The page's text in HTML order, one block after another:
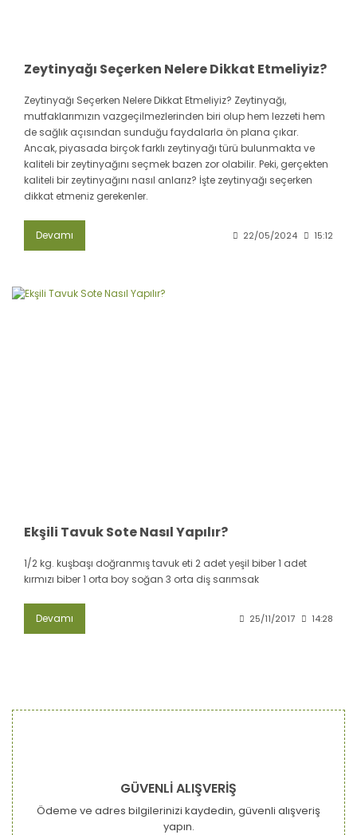
Zeytinyağı Seçerken Nelere Dikkat Etmeliyiz?
Zeytinyağı Seçerken Nelere Dikkat Etmeliyiz? Zeytinyağı,
mutfaklarımızın vazgeçilmezlerinden biri olup hem lezzeti hem
de sağlık açısından sunduğu faydalarla ön plana çıkar.
Ancak, piyasada birçok farklı zeytinyağı türü bulunmakta ve
kaliteli bir zeytinyağını seçmek bazen zor olabilir. Peki, gerçekten
kaliteli bir zeytinyağını nasıl anlarız? İşte zeytinyağı seçerken
dikkat etmeniz gerekenler.
Devamı 22/05/2024 15:12
Ekşili Tavuk Sote Nasıl Yapılır?
1/2 kg. kuşbaşı doğranmış tavuk eti 2 adet yeşil biber 1 adet
kırmızı biber 1 orta boy soğan 3 orta diş sarımsak
Devamı 25/11/2017 14:28
GÜVENLİ ALIŞVERİŞ
Ödeme ve adres bilgilerinizi kaydedin, güvenli alışveriş
yapın.